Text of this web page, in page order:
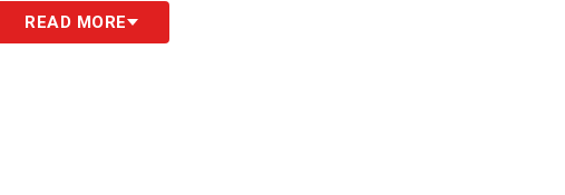
prova a rilanciarsi affidandosi al gruppo guidato
READ MORE